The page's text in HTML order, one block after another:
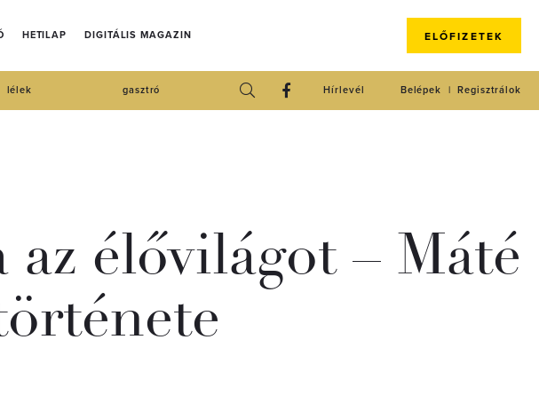
HETILAP DIGITÁLIS MAGAZIN ELŐFIZETEK
lélek gasztró Regisztrálok
Belépek
Hírlevél
élővilágot – Máté